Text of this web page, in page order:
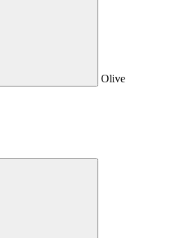
Olive